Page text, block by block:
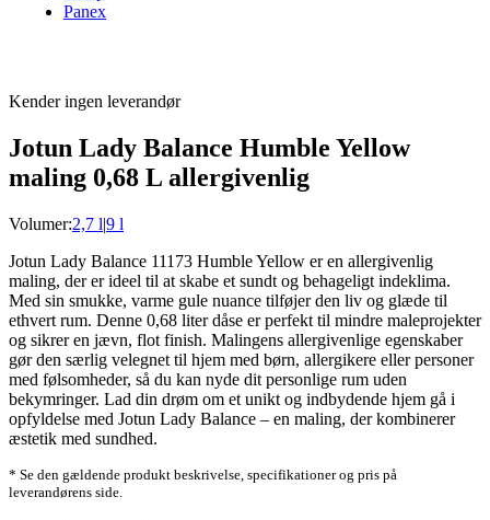
Panex
Kender ingen leverandør
Jotun Lady Balance Humble Yellow
maling 0,68 L allergivenlig
Volumer:2,7 l|9 l
Jotun Lady Balance 11173 Humble Yellow er en allergivenlig
maling, der er ideel til at skabe et sundt og behageligt indeklima.
Med sin smukke, varme gule nuance tilføjer den liv og glæde til
ethvert rum. Denne 0,68 liter dåse er perfekt til mindre maleprojekter
og sikrer en jævn, flot finish. Malingens allergivenlige egenskaber
gør den særlig velegnet til hjem med børn, allergikere eller personer
med følsomheder, så du kan nyde dit personlige rum uden
bekymringer. Lad din drøm om et unikt og indbydende hjem gå i
opfyldelse med Jotun Lady Balance – en maling, der kombinerer
æstetik med sundhed.
* Se den gældende produkt beskrivelse, specifikationer og pris på
leverandørens side.